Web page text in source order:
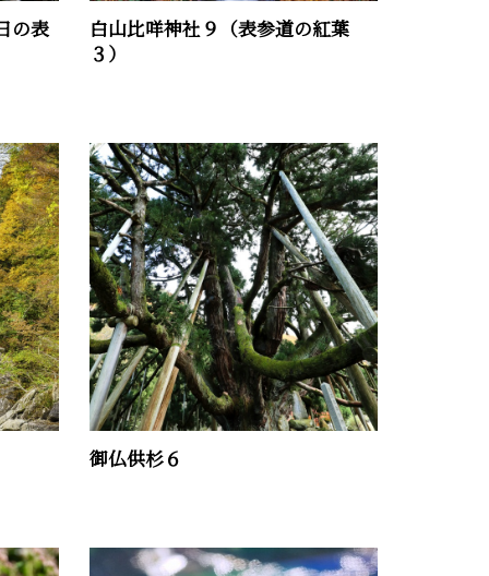
の表
白山比咩神社９（表参道の紅葉
３）
御仏供杉６